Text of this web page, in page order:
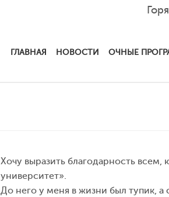
ГЛАВНАЯ НОВОСТИ ОЧНЫЕ
Хочу выразить благодарность
университет».
До него у меня в жизни был тупик, а